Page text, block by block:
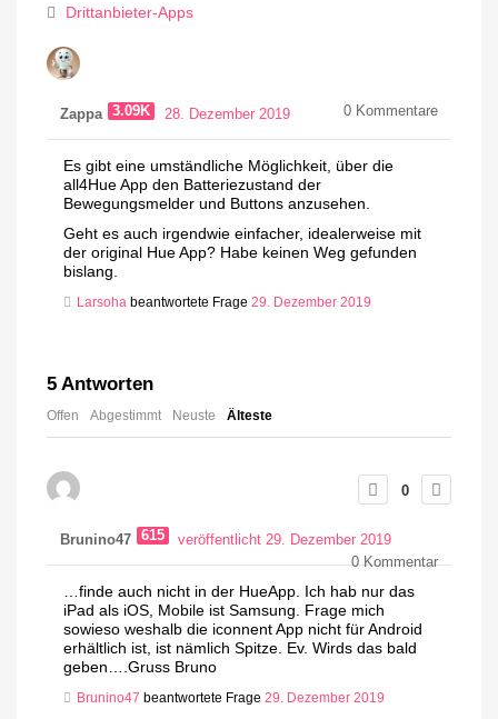
Drittanbieter-Apps
Zappa 3.09K 28. Dezember 2019 0 Kommentare
Es gibt eine umständliche Möglichkeit, über die
all4Hue App den Batteriezustand der
Bewegungsmelder und Buttons anzusehen.
Geht es auch irgendwie einfacher, idealerweise mit
der original Hue App? Habe keinen Weg gefunden
bislang.
Larsoha beantwortete Frage 29. Dezember 2019
5 Antworten
Offen Abgestimmt Neuste Älteste
0
Brunino47 615
veröffentlicht 29. Dezember 2019
0Kommentar
…finde auch nicht in der HueApp. Ich hab nur das
iPad als iOS, Mobile ist Samsung. Frage mich
sowieso weshalb die iconnent App nicht für Android
erhältlich ist, ist nämlich Spitze. Ev. Wirds das bald
geben….Gruss Bruno
Brunino47 beantwortete Frage 29. Dezember 2019